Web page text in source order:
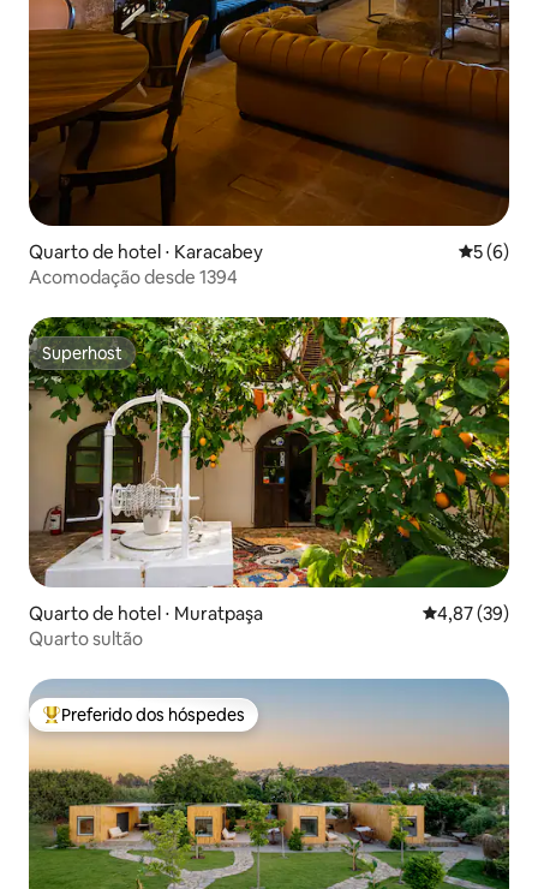
Quarto de hotel ⋅ Karacabey 5 de
5 (6)
Acomodação desde 1394
Superhost
Superhost
Quarto de hotel ⋅ Muratpaşa 4,87 de uma
4,87 (39)
Quarto sultão
Entre os melhores preferidos dos hóspedes
Preferido dos hóspedes